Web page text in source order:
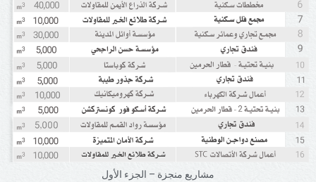
مشاريع منجزة – الجزء الأول